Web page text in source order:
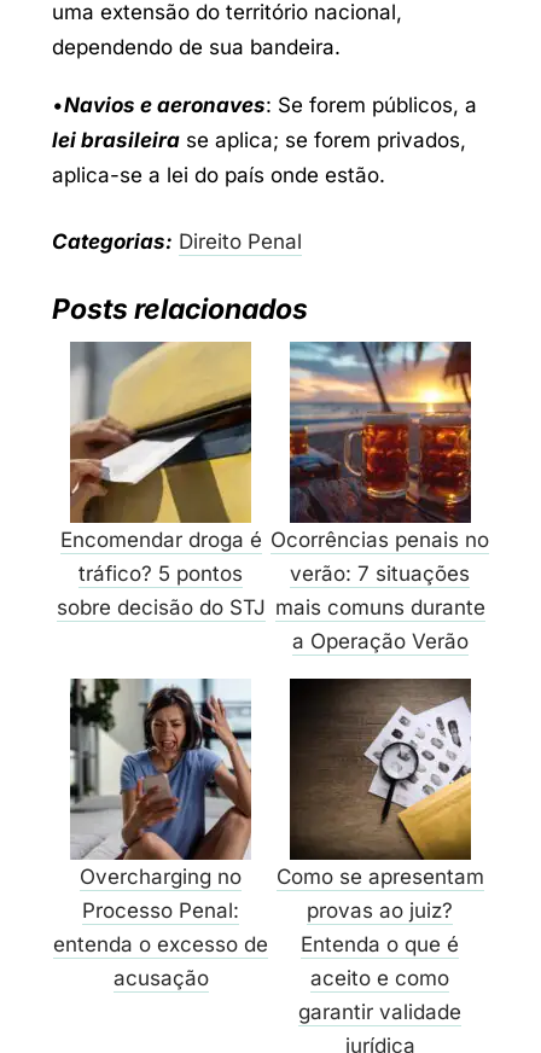
uma extensão do território nacional,
dependendo de sua bandeira.
•Navios e aeronaves: Se forem públicos, a
lei brasileirase aplica; se forem privados,
aplica-se a lei do país onde estão.
Categorias: Direito Penal
Posts relacionados
Encomendar droga é
tráfico? 5 pontos
sobre decisão do STJ
Ocorrências penais no
verão: 7 situações
mais comuns durante
a Operação Verão
Overcharging no
Processo Penal:
entenda o excesso de
acusação
Como se apresentam
provas ao juiz?
Entenda o que é
aceito e como
garantir validade
jurídica